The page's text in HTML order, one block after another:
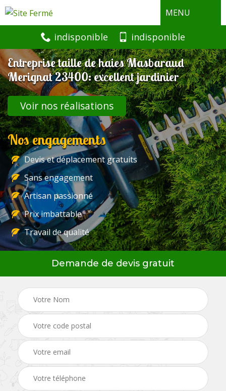
MENU
indisponible indisponible
Entreprise taille de haies Masbaraud
Merignat 23400: excellent jardinier
Voir nos réalisations
Nos engagements
Devis et déplacement gratuits
Sans engagement
Artisan passionné
Prix imbattable
Travail de qualité
Demande de devis gratuit